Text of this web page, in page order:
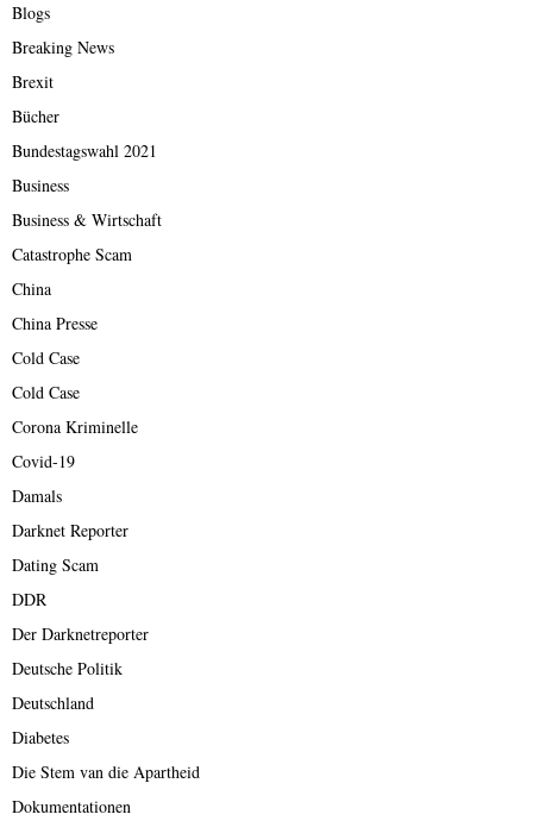
Blogs
Breaking News
Brexit
Bücher
Bundestagswahl 2021
Business
Business & Wirtschaft
Catastrophe Scam
China
China Presse
Cold Case
Cold Case
Corona Kriminelle
Covid-19
Damals
Darknet Reporter
Dating Scam
DDR
Der Darknetreporter
Deutsche Politik
Deutschland
Diabetes
Die Stem van die Apartheid
Dokumentationen